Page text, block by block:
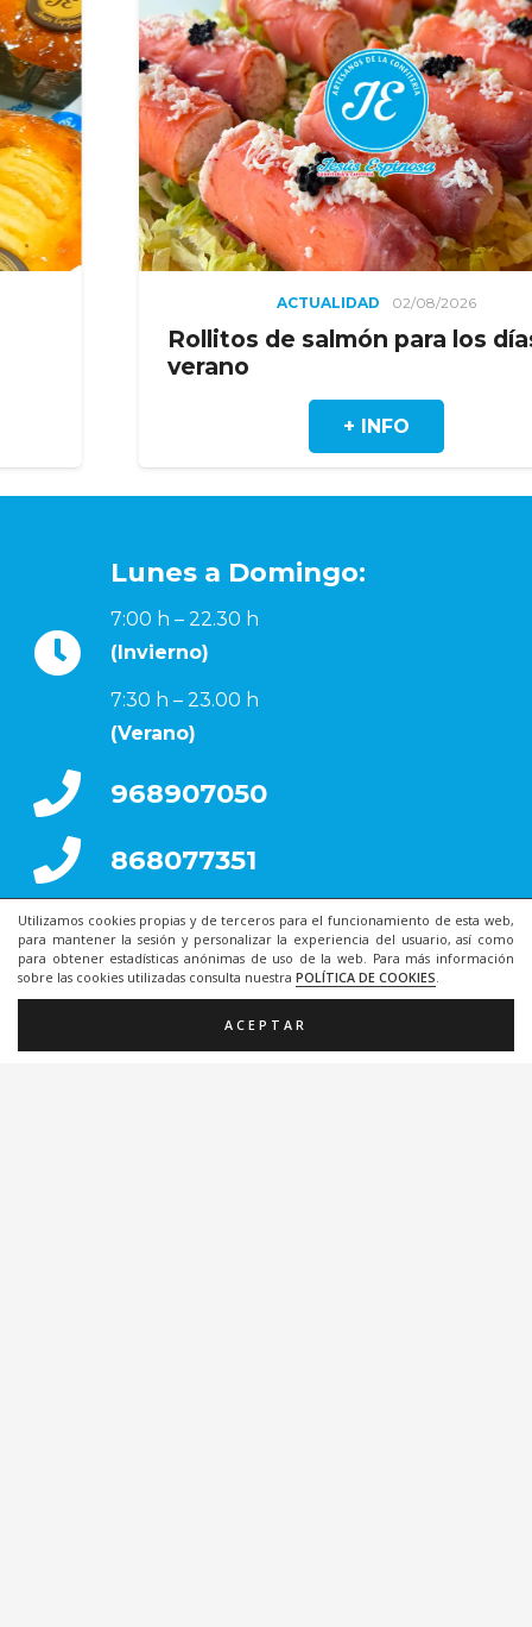
Utilizamos cookies propias y de terceros para el funcionamiento de esta web,
para mantener la sesión y personalizar la experiencia del usuario, así como
para obtener estadísticas anónimas de uso de la web. Para más información
sobre las cookies utilizadas consulta nuestra POLÍTICA DE COOKIES.
ACEPTAR
ACTUALIDAD 02/08/2026
Rollitos de salmón para los días de
Lunes a Domingo:
7:00 h – 22.30 h
(Invierno)
7:30 h – 23.00 h
(Verano)
968907050
868077351